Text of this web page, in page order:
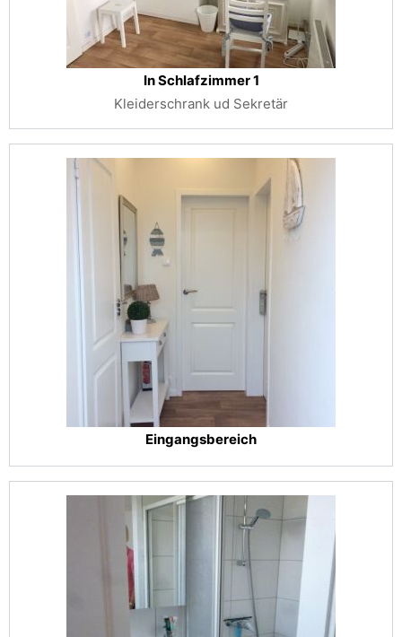
In Schlafzimmer 1
Kleiderschrank ud Sekretär
Eingangsbereich